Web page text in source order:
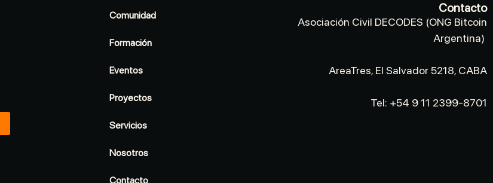
Comunidad
Formación
Eventos
Proyectos
Servicios
Nosotros
Contacto
Contacto
Asociación Civil DECODES (ONG Bitcoin
Argentina)
AreaTres, El Salvador 5218, CABA
Tel: +54 9 11 2399-8701